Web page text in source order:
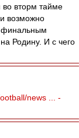
во вторм тайме
возможно
финальным
Родину. И с чего
news ... -